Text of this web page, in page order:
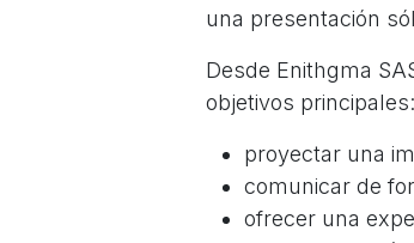
una presentación
Desde Enithgma
objetivos principales:
proyectar una
comunicar de
ofrecer una